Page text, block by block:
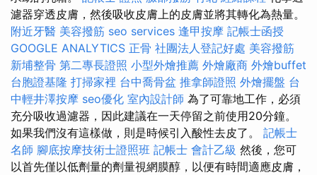
濾器穿透皮膚，然後吸收皮膚上的皮膚並將其轉化為熱量。
附近牙醫 美容撥筋 seo services 逢甲按摩 記帳士函授
GOOGLE ANALYTICS 正骨 社團法人登記好處 美容撥筋
新埔整骨 第二專長證照 小型外燴推薦 外燴廠商 外燴buffet
台胞證基隆 打掃家裡 台中喬骨盆 推拿師證照 外燴擺盤 台
中輕井澤按摩 seo優化 室內設計師 為了可靠地工作，必須
充分吸收過濾器，因此建議在一天停留之前使用20分鐘。
如果我們沒有這樣做，則是時候引入酸性去皮了。 記帳士
名師 腳底按摩技術士證照班 記帳士 會計乙級 然後，您可
以首先僅以低劑量的劑量視網膜醇，以便有時間適應皮膚，